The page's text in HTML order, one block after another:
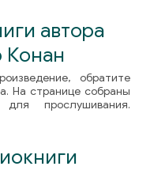
автора
Конан
обратите
На странице собраны
прослушивания.